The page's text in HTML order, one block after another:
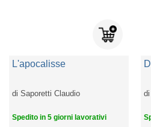
L'apocalisse
diSaporetti Claudio
Spedito in 5 giorni lavorativi